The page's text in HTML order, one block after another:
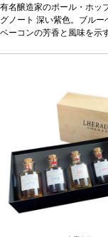
アムボディで、スパイスの
ー、ローストしたピーマン
く。タンニンは素晴らしく
同様の場合は自動的に次の
有名醸造家のポール・ホッ
グノート 深い紫色。ブルー
ベーコンの芳香と風味を示
く。タンニンは素晴らしく
で焼いたラムチョップ、ス
カベルネ・ソーヴィニヨン
同様の場合は自動的に次の